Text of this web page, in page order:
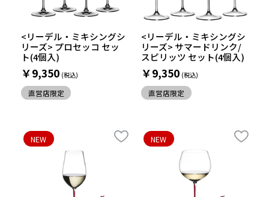
<リーデル・ミキシングシ
リーズ> プロセッコ セッ
ト(4個入)
￥9,350
直営店限定
<リーデル・ミキシングシ
リーズ> サマードリンク/
スピリッツ セット(4個入)
￥9,350
直営店限定
NEW NEW